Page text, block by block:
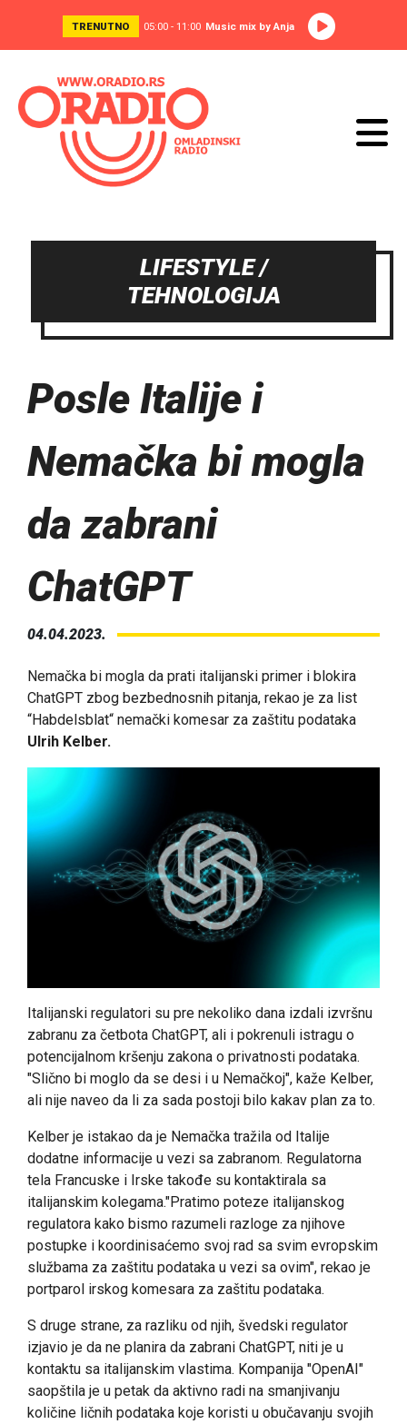
TRENUTNO 05:00 - 11:00 Music mix by Anja
LIFESTYLE /
TEHNOLOGIJA
Posle Italije i
Nemačka bi mogla
da zabrani
ChatGPT
04.04.2023.
Nemačka bi mogla da prati italijanski primer i blokira
ChatGPT zbog bezbednosnih pitanja, rekao je za list
“Habdelsblat“ nemački komesar za zaštitu podataka
Ulrih Kelber.
Italijanski regulatori su pre nekoliko dana izdali izvršnu
zabranu za četbota ChatGPT, ali i pokrenuli istragu o
potencijalnom kršenju zakona o privatnosti podataka.
"Slično bi moglo da se desi i u Nemačkoj", kaže Kelber,
ali nije naveo da li za sada postoji bilo kakav plan za to.
Kelber je istakao da je Nemačka tražila od Italije
dodatne informacije u vezi sa zabranom. Regulatorna
tela Francuske i Irske takođe su kontaktirala sa
italijanskim kolegama."Pratimo poteze italijanskog
regulatora kako bismo razumeli razloge za njihove
postupke i koordinisaćemo svoj rad sa svim evropskim
službama za zaštitu podataka u vezi sa ovim", rekao je
portparol irskog komesara za zaštitu podataka.
S druge strane, za razliku od njih, švedski regulator
izjavio je da ne planira da zabrani ChatGPT, niti je u
kontaktu sa italijanskim vlastima. Kompanija "OpenAI"
saopštila je u petak da aktivno radi na smanjivanju
količine ličnih podataka koje koristi u obučavanju svojih